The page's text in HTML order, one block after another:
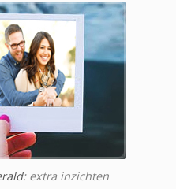
: extra inzichten